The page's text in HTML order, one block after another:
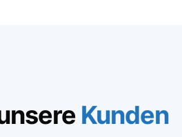
Kunden